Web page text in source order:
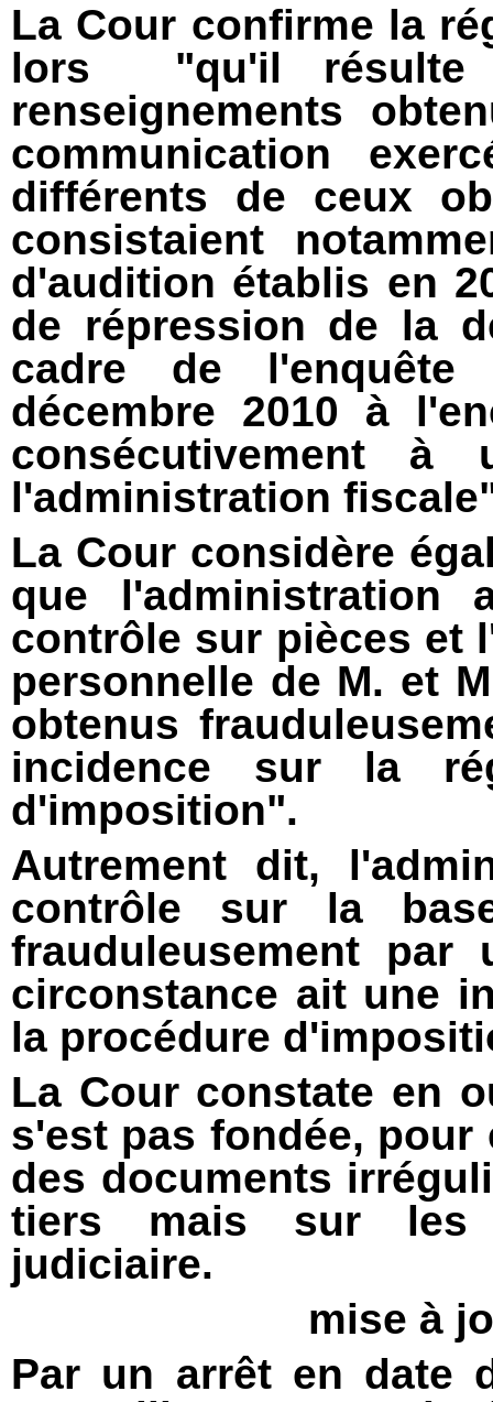
La Cour confirme la
lors "qu'il résulte
renseignements
communication
différents de ceux
consistaient
d'audition établis en
de répression de la
cadre de
décembre 2010 à
consécutivement
l'administration
La Cour considère
que l'administration
contrôle sur pièces et
personnelle de M. et
obtenus
incidence sur la
d'imposition".
Autrement dit,
contrôle sur la
frauduleusement
circonstance ait une
la procédure
La Cour constate en
s'est pas fondée,
des documents
tiers mais sur les
judiciaire.
mise à
Par un arrêt en date